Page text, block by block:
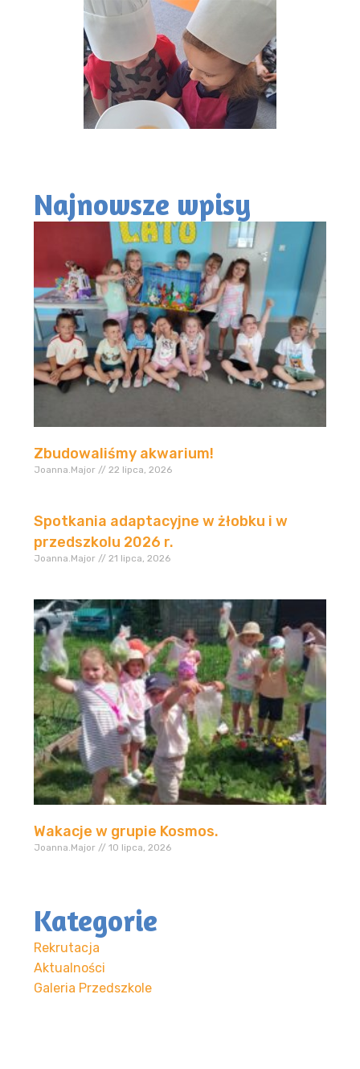
Najnowsze wpisy
Zbudowaliśmy akwarium!
Joanna.Major 22 lipca, 2026
Spotkania adaptacyjne w żłobku i w
przedszkolu 2026 r.
Joanna.Major 21 lipca, 2026
Wakacje w grupie Kosmos.
Joanna.Major 10 lipca, 2026
Kategorie
Rekrutacja
Aktualności
Galeria Przedszkole